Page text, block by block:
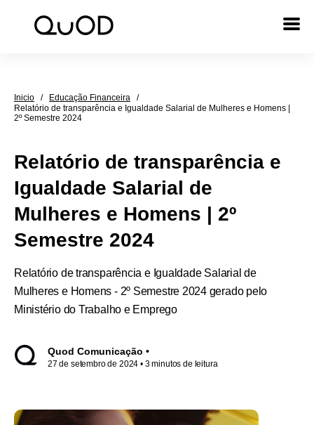
Inicio / Educação Financeira
/
Relatório de transparência e Igualdade Salarial de Mulheres e Homens |
2º Semestre 2024
Relatório de transparência e
Igualdade Salarial de
Mulheres e Homens | 2º
Semestre 2024
Relatório de transparência e Igualdade Salarial de
Mulheres e Homens - 2º Semestre 2024 gerado pelo
Ministério do Trabalho e Emprego
Quod Comunicação •
27 de setembro de 2024 • 3 minutos de leitura